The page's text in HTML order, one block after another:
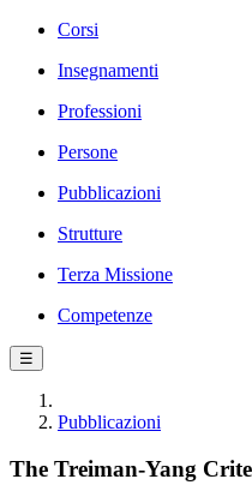
Corsi
Insegnamenti
Professioni
Persone
Pubblicazioni
Strutture
Terza Missione
Competenze
☰
Pubblicazioni
The Treiman-Yang